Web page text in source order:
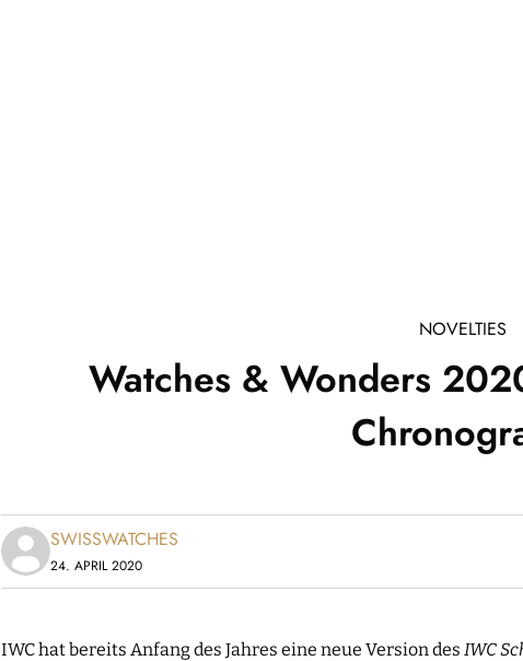
NOVELTIES
Watches & Wonders
SWISSWATCHES
24. APRIL 2020
IWC hat bereits Anfang des Jahres eine neue Version des IWC